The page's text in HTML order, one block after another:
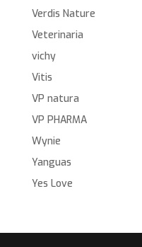
Verdis Nature
Veterinaria
vichy
Vitis
VP natura
VP PHARMA
Wynie
Yanguas
Yes Love